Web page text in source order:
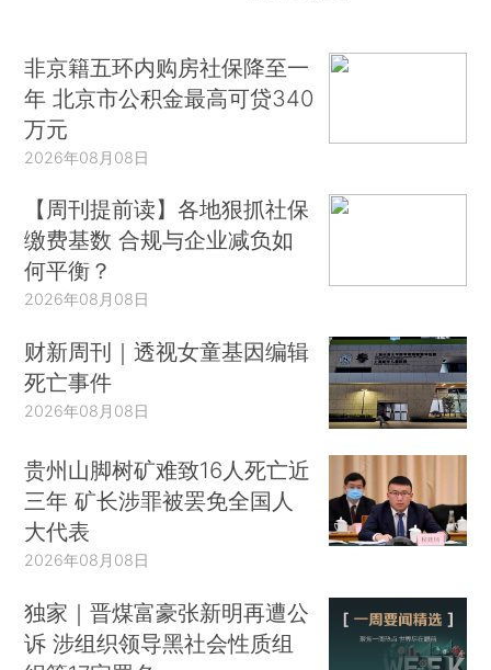
非京籍五环内购房社保降至一
年 北京市公积金最高可贷340
万元
2026年08月08日
【周刊提前读】各地狠抓社保
缴费基数 合规与企业减负如
何平衡？
2026年08月08日
财新周刊｜透视女童基因编辑
死亡事件
2026年08月08日
贵州山脚树矿难致16人死亡近
三年 矿长涉罪被罢免全国人
大代表
2026年08月08日
独家｜晋煤富豪张新明再遭公
诉 涉组织领导黑社会性质组